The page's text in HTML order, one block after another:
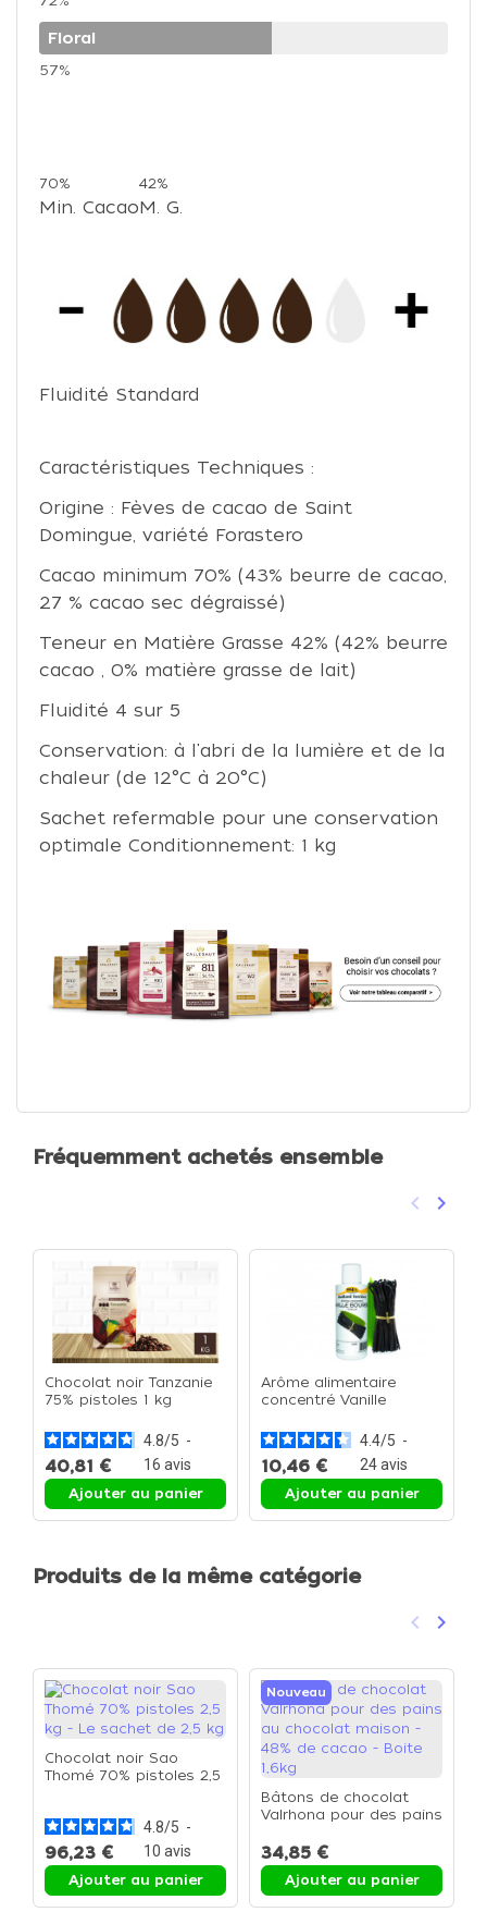
Floral
57%
70%
Min. Cacao
42%
M. G.
Fluidité Standard
Caractéristiques Techniques :
Origine : Fèves de cacao de Saint
Domingue, variété Forastero
Cacao minimum 70% (43% beurre de cacao,
27 % cacao sec dégraissé)
Teneur en Matière Grasse 42% (42% beurre
cacao , 0% matière grasse de lait)
Fluidité 4 sur 5
Conservation: à l'abri de la lumière et de la
chaleur (de 12°C à 20°C)
Sachet refermable pour une conservation
optimale Conditionnement: 1 kg
Fréquemment achetés ensemble
Précédent
keyboard_arrow_left keyboard_arrow_right
Chocolat noir Tanzanie
75% pistoles 1 kg
4.8/5 -
16 avis
40,81 €
Ajouter au panier
Arôme alimentaire
concentré Vanille
bouteille de 125ml
4.4/5 -
24avis
10,46 €
Ajouter au panier
Produits de la même catégorie
Précédent
keyboard_arrow_left keyboard_arrow_right
Chocolat noir Sao
Thomé 70% pistoles 2,5
4.8/5 -
10 avis
96,23 €
Ajouter au panier
Nouveau
Bâtons de chocolat
Valrhona pour des pains
48% de cacao - Boite
1,6kg
34,85 €
Ajouter au panier